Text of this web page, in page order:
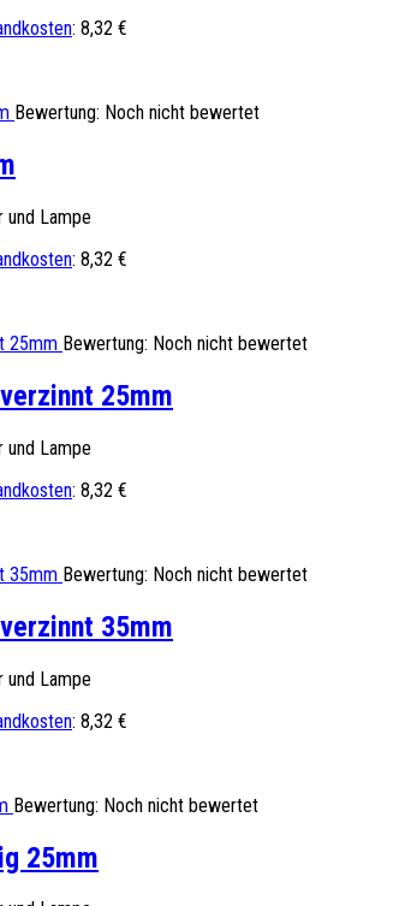
: 8,32 €
Bewertung: Noch nicht bewertet
Lampe
: 8,32 €
Bewertung: Noch nicht bewertet
25mm
Lampe
: 8,32 €
Bewertung: Noch nicht bewertet
35mm
Lampe
: 8,32 €
Bewertung: Noch nicht bewertet
25mm